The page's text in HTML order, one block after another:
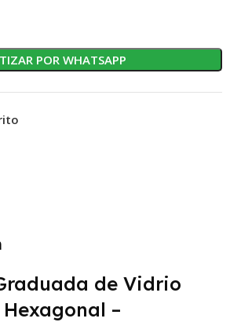
POR WHATSAPP
de Vidrio
–